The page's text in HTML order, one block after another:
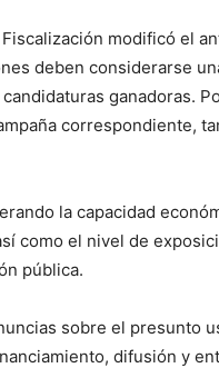
modificó el
deben considerarse
ganadoras.
correspondiente,
la capacidad
como el nivel de
pública.
sobre el presunto
difusión y